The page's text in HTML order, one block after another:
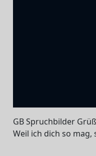
GB Spruchbilder
Weil ich dich so mag,